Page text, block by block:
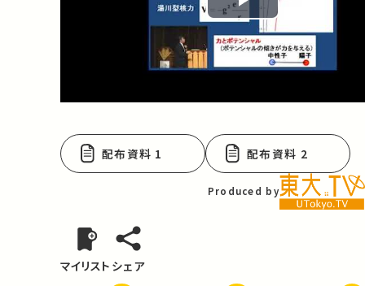
Play
Video
配布資料 1 配布資料 2
Produced by
マイリスト シェア